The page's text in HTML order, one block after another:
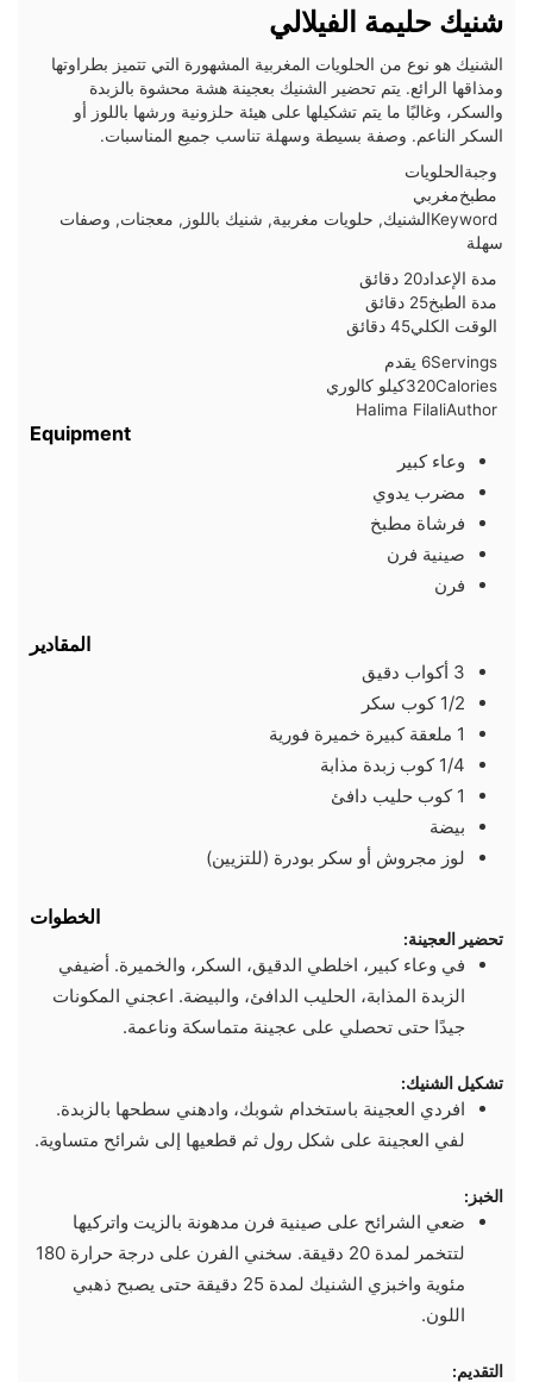
شنيك حليمة الفيلالي
الشنيك هو نوع من الحلويات المغربية المشهورة التي تتميز بطراوتها
ومذاقها الرائع. يتم تحضير الشنيك بعجينة هشة محشوة بالزبدة
والسكر، وغالبًا ما يتم تشكيلها على هيئة حلزونية ورشها باللوز أو
السكر الناعم. وصفة بسيطة وسهلة تناسب جميع المناسبات.
وجبةالحلويات
مطبخمغربي
Keywordالشنيك, حلويات مغربية, شنيك باللوز, معجنات, وصفات
سهلة
مدة الإعداد20 دقائق
دقائق
مدة الطبخ25 دقائق
دقائق
الوقت الكلي45دقائق
دقائق
Servings
6 يقدم
Calories
320كيلو كالوري
Author
Halima Filali
Equipment
وعاء كبير
مضرب يدوي
فرشاة مطبخ
صينية فرن
فرن
المقادير
3 أكواب دقيق
1/2 كوب سكر
1 ملعقة كبيرة خميرة فورية
1/4 كوب زبدة مذابة
1 كوب حليب دافئ
بيضة
لوز مجروش أو سكر بودرة (للتزيين)
الخطوات
تحضير العجينة:
في وعاء كبير، اخلطي الدقيق، السكر، والخميرة. أضيفي
الزبدة المذابة، الحليب الدافئ، والبيضة. اعجني المكونات
جيدًا حتى تحصلي على عجينة متماسكة وناعمة.
تشكيل الشنيك:
افردي العجينة باستخدام شوبك، وادهني سطحها بالزبدة.
لفي العجينة على شكل رول ثم قطعيها إلى شرائح متساوية.
الخبز:
ضعي الشرائح على صينية فرن مدهونة بالزيت واتركيها
لتتخمر لمدة 20 دقيقة. سخني الفرن على درجة حرارة 180
مئوية واخبزي الشنيك لمدة 25 دقيقة حتى يصبح ذهبي
اللون.
التقديم: